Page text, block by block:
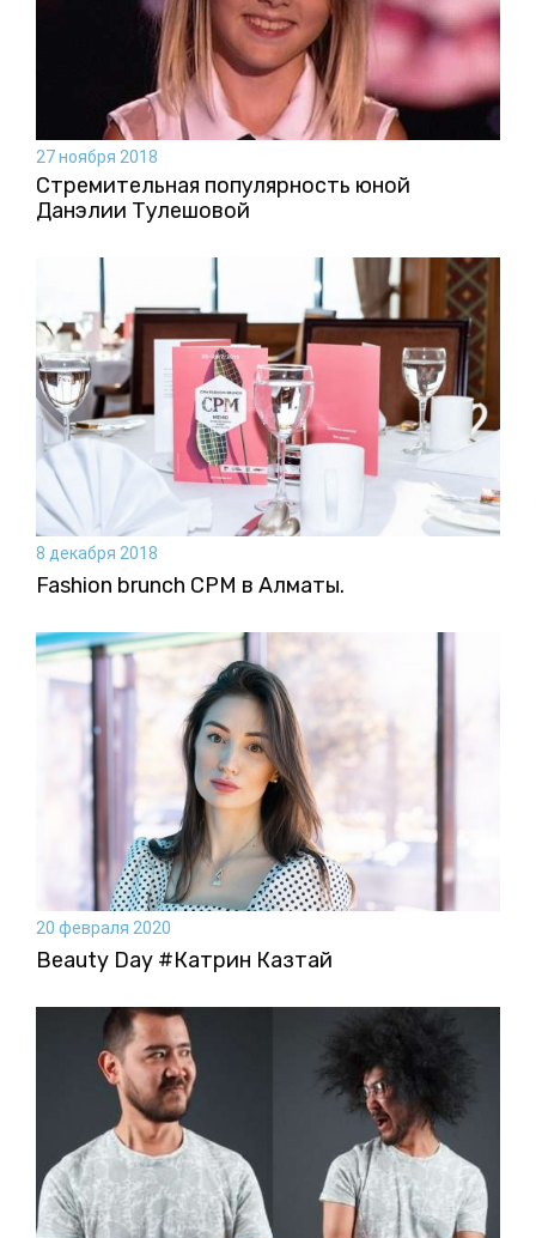
27 ноября 2018
Стремительная популярность юной
Данэлии Тулешовой
8 декабря 2018
Fashion brunch CPM в Алматы.
20 февраля 2020
Beauty Day #Катрин Казтай